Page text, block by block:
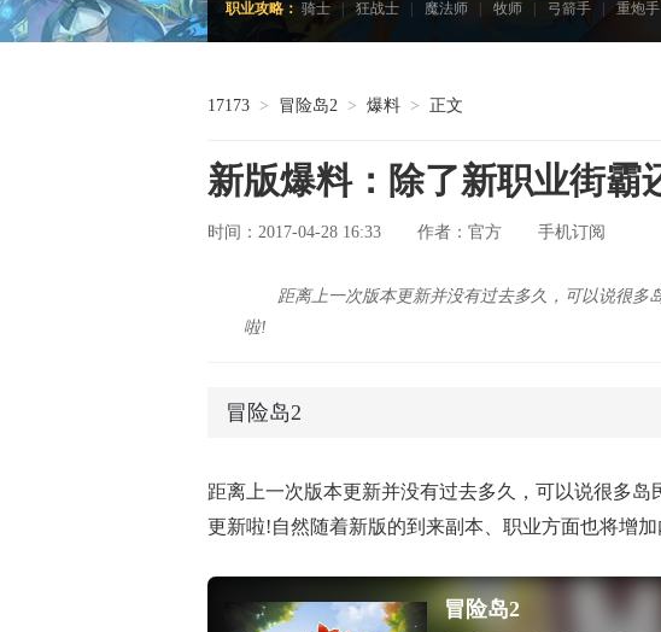
职业攻略： 骑士 狂战士 魔法师 牧师 弓箭手 重炮手
17173 > 冒险岛2 > 爆料 > 正文
新版爆料：除了新职业街霸
时间：2017-04-28 16:33 作者： 官方 手机订阅
距离上一次版本更新并没有过去多久，可以说很
啦!
冒险岛2
距离上一次版本更新并没有过去多久，可以说很多
更新啦!自然随着新版的到来副本、职业方面也将增
冒险岛2